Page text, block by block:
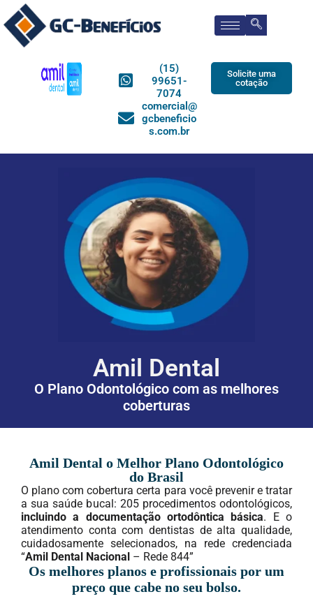
(15)
99651-
7074
comercial@
gcbeneficio
s.com.br
Solicite uma
cotação
Amil Dental
O Plano Odontológico com as melhores
coberturas
Amil Dental o Melhor Plano Odontológico
do Brasil
O plano com cobertura certa para você prevenir e tratar
a sua saúde bucal: 205 procedimentos odontológicos,
incluindo a documentação ortodôntica básica. E o
atendimento conta com dentistas de alta qualidade,
cuidadosamente selecionados, na rede credenciada
“Amil Dental Nacional – Rede 844”
Os melhores planos e profissionais por um
preço que cabe no seu bolso.